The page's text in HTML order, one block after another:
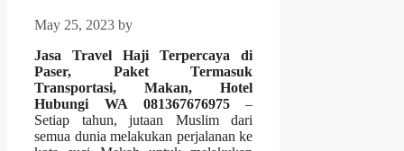
May 25, 2023 by
Jasa Travel Haji Terpercaya di
Paser, Paket Termasuk
Transportasi, Makan, Hotel
Hubungi WA 081367676975–
Setiap tahun, jutaan Muslim dari
semua dunia melakukan perjalanan ke